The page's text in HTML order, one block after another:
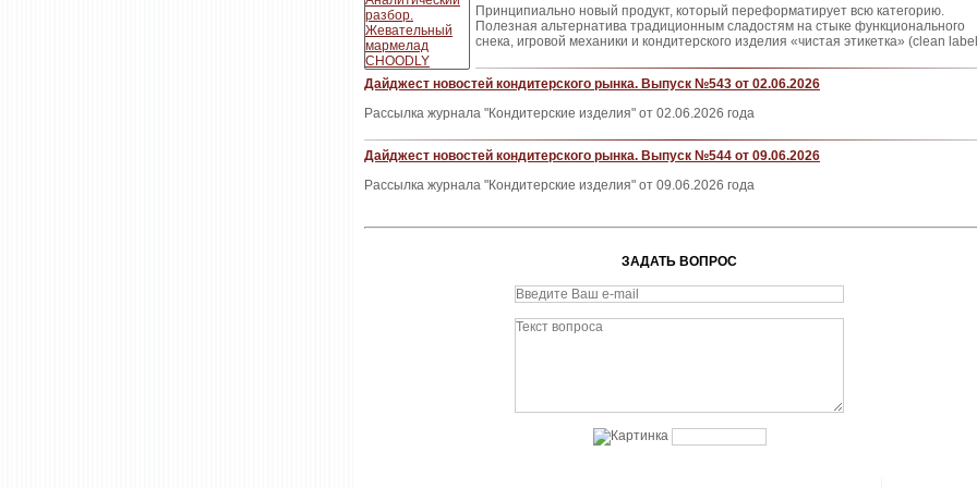
Принципиально новый продукт, который переформатирует всю категорию.
Полезная альтернатива традиционным сладостям на стыке функционального
снека, игровой механики и кондитерского изделия «чистая этикетка» (clean
Дайджест новостей кондитерского рынка. Выпуск №543 от 02.06.2026
Рассылка журнала "Кондитерские изделия" от 02.06.2026 года
Дайджест новостей кондитерского рынка. Выпуск №544 от 09.06.2026
Рассылка журнала "Кондитерские изделия" от 09.06.2026 года
ЗАДАТЬ ВОПРОС